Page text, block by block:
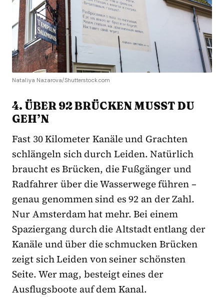
Nataliya Nazarova/Shutterstock.com
4. ÜBER 92 BRÜCKEN MUSST DU
GEH’N
Fast 30 Kilometer Kanäle und Grachten
schlängeln sich durch Leiden. Natürlich
braucht es Brücken, die Fußgänger und
Radfahrer über die Wasserwege führen –
genau genommen sind es 92 an der Zahl.
Nur Amsterdam hat mehr. Bei einem
Spaziergang durch die Altstadt entlang der
Kanäle und über die schmucken Brücken
zeigt sich Leiden von seiner schönsten
Seite. Wer mag, besteigt eines der
Ausflugsboote auf dem Kanal.